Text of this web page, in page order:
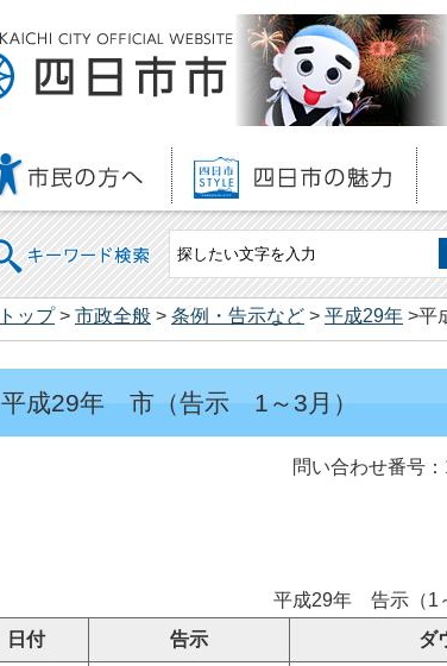
キーワード検索
トップ> 市政全般 > 条例・告示など > 平成29年 >平
平成29年 市（告示 1～3月）
問い合わせ番号
平成29年 告示（1
日付
告示 ダ